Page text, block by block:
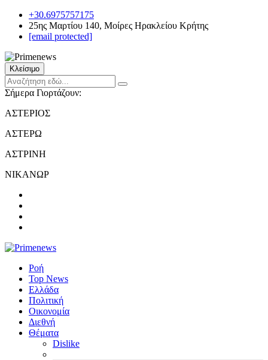
+30.6975757175
25ης Μαρτίου 140, Μοίρες Ηρακλείου Κρήτης
[email protected]
Κλείσιμο
Σήμερα Γιορτάζουν:
ΑΣΤΕΡΙΟΣ
ΑΣΤΕΡΩ
ΑΣΤΡΙΝΗ
ΝΙΚΑΝΩΡ
Ροή
Top News
Ελλάδα
Πολιτική
Οικονομία
Διεθνή
Θέματα
Dislike